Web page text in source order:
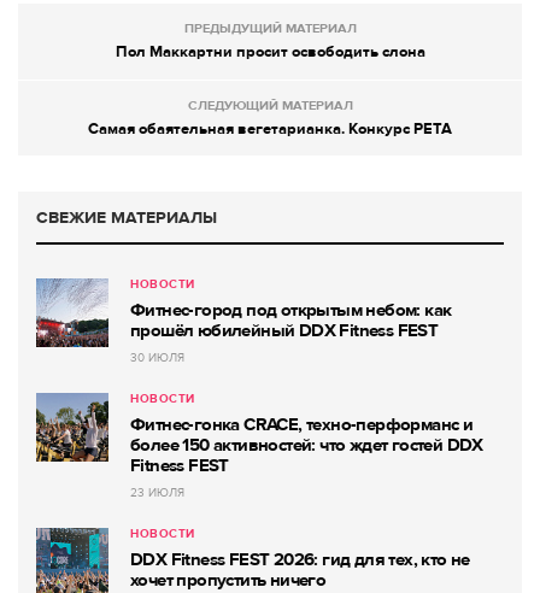
ПРЕДЫДУЩИЙ МАТЕРИАЛ
Пол Маккартни просит освободить слона
СЛЕДУЮЩИЙ МАТЕРИАЛ
Самая обаятельная вегетарианка. Конкурс РЕТА
СВЕЖИЕ МАТЕРИАЛЫ
НОВОСТИ
Фитнес-город под открытым небом: как
прошёл юбилейный DDX Fitness FEST
30 ИЮЛЯ
НОВОСТИ
Фитнес-гонка CRACE, техно-перформанс и
более 150 активностей: что ждет гостей DDX
Fitness FEST
23 ИЮЛЯ
НОВОСТИ
DDX Fitness FEST 2026: гид для тех, кто не
хочет пропустить ничего